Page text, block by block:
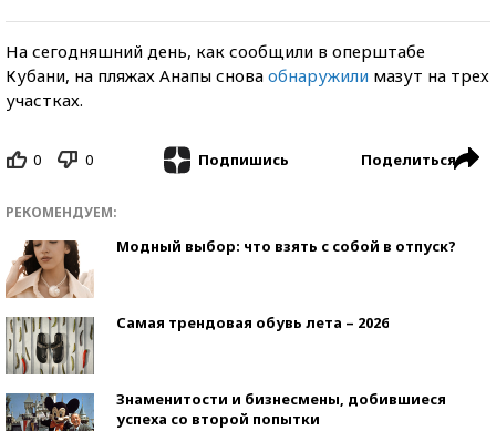
На сегодняшний день, как сообщили в оперштабе
Кубани, на пляжах Анапы снова обнаружили мазут на трех
участках.
0 0 Подпишись Поделиться
РЕКОМЕНДУЕМ:
Модный выбор: что взять с собой в отпуск?
Самая трендовая обувь лета – 2026
Знаменитости и бизнесмены, добившиеся
успеха со второй попытки